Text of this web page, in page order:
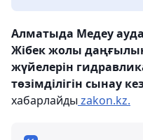
Алматыда Медеу
Жібек жолы
жүйелерін
төзімділігін сынау
хабарлайды zakon.kz.